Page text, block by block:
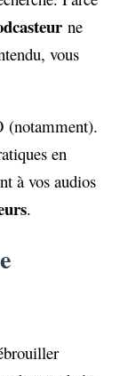
émission
grâce à
ne
vous
(notamment).
en
à vos audios
.